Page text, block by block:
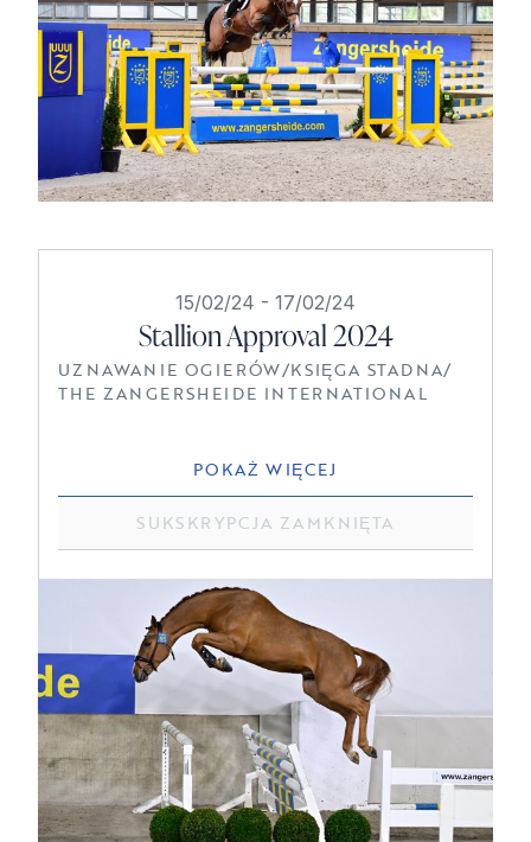
15/02/24 - 17/02/24
Stallion Approval 2024
UZNAWANIE OGIERÓW/KSIĘGA STADNA/
THE ZANGERSHEIDE INTERNATIONAL
POKAŻ WIĘCEJ
SUKSKRYPCJA ZAMKNIĘTA